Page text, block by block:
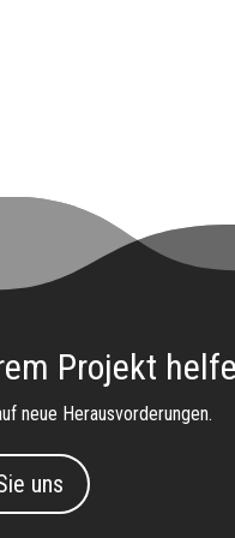
Projekt
neue Herausvorderungen.
uns